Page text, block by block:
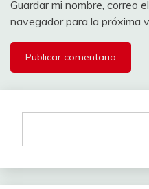
Guardar mi nombre, correo
navegador para la próxima